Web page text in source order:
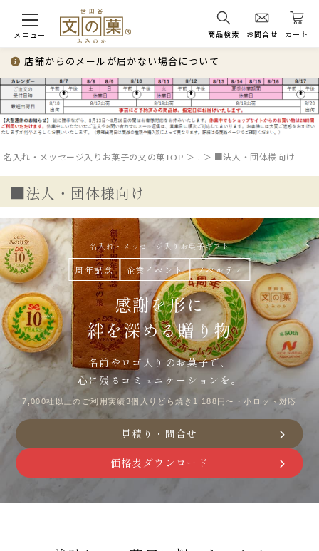
メニュー 商品検索 お問合せ カート
店舗からのメールが届かない場合について
名入れ・メッセージ入りお菓子の文の菓TOP ■法人・団体様向け
■法人・団体様向け
名入れ・メッセージ入りお菓子ギフト
周年記念 企業イベント ノベルティ
感謝を形に
絆を深める贈り物
名前やロゴ入りのお菓子で、
心に残るコミュニケーションを。
7,000社以上のご利用実績3個入りどら焼き1,188円〜・小ロット対応
見積り・問合せ
価格表ダウンロード